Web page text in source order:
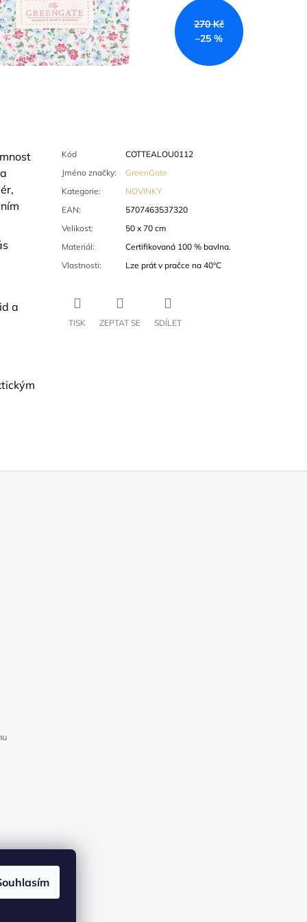
270 Kč
–25 %
a
Kód
COTTEALOU0112
Jméno značky:
GreenGate
Kategorie:
NOVINKY
EAN:
5707463537320
Velikost:
50 x 70 cm
Materiál:
Certifikovaná 100 % bavlna.
Vlastnosti: Lze prát v pračce na 40°C
TISK ZEPTAT SE SDÍLET